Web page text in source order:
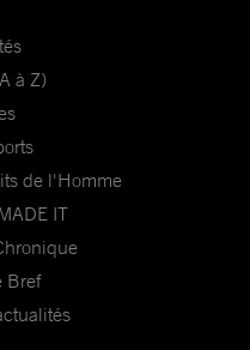
à Z)
de l'Homme
IT
Bref